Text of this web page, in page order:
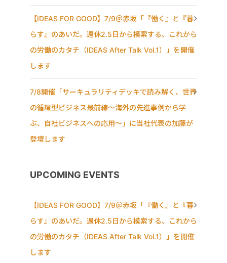
【IDEAS FOR GOOD】7/9＠赤坂「『働く』と『暮
らす』のあいだ。週休2.5日から模索する、これから
の労働のカタチ（IDEAS After Talk Vol.1）」を開催
します
7/8開催「サーキュラリティデッキで読み解く、世界
の循環型ビジネス最前線〜海外の先進事例から学
ぶ、自社ビジネスへの応用〜」に当社代表の加藤が
登壇します
UPCOMING EVENTS
【IDEAS FOR GOOD】7/9＠赤坂「『働く』と『暮
らす』のあいだ。週休2.5日から模索する、これから
の労働のカタチ（IDEAS After Talk Vol.1）」を開催
します